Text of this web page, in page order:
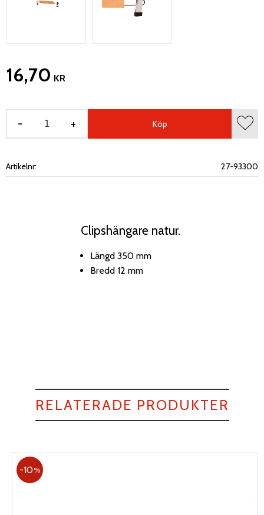
16,70 KR
+
- Köp
Artikelnr 27-93300
Clipshängare natur.
Längd 350 mm
Bredd 12 mm
RELATERADE PRODUKTER
10%